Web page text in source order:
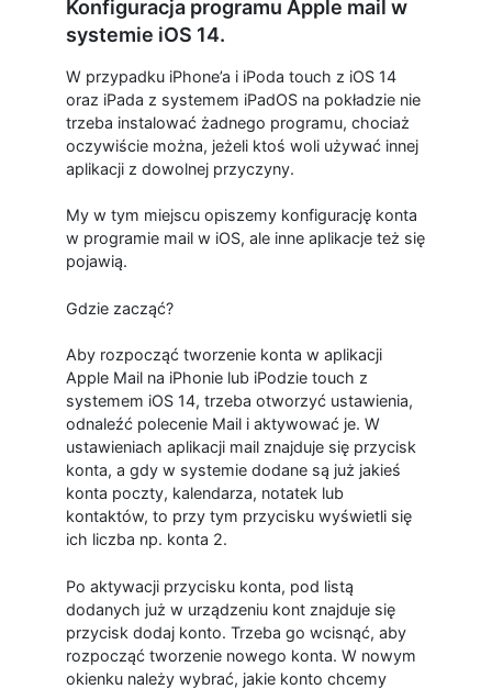
Konfiguracja programu Apple mail w
systemie iOS 14.
W przypadku iPhone’a i iPoda touch z iOS 14
oraz iPada z systemem iPadOS na pokładzie nie
trzeba instalować żadnego programu, chociaż
oczywiście można, jeżeli ktoś woli używać innej
aplikacji z dowolnej przyczyny.
My w tym miejscu opiszemy konfigurację konta
w programie mail w iOS, ale inne aplikacje też się
pojawią.
Gdzie zacząć?
Aby rozpocząć tworzenie konta w aplikacji
Apple Mail na iPhonie lub iPodzie touch z
systemem iOS 14, trzeba otworzyć ustawienia,
odnaleźć polecenie Mail i aktywować je. W
ustawieniach aplikacji mail znajduje się przycisk
konta, a gdy w systemie dodane są już jakieś
konta poczty, kalendarza, notatek lub
kontaktów, to przy tym przycisku wyświetli się
ich liczba np. konta 2.
Po aktywacji przycisku konta, pod listą
dodanych już w urządzeniu kont znajduje się
przycisk dodaj konto. Trzeba go wcisnąć, aby
rozpocząć tworzenie nowego konta. W nowym
okienku należy wybrać, jakie konto chcemy